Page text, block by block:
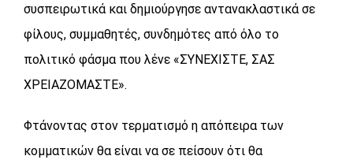
συσπειρωτικά και δημιούργησε αντανακλαστικά σε
φίλους, συμμαθητές, συνδημότες από όλο το
πολιτικό φάσμα που λένε «ΣΥΝΕΧΙΣΤΕ, ΣΑΣ
ΧΡΕΙΑΖΟΜΑΣΤΕ».
Φτάνοντας στον τερματισμό η απόπειρα των
κομματικών θα είναι να σε πείσουν ότι θα